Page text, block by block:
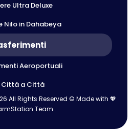
Ultra Deluxe
Nilo in Dahabeya
Aeroportuali
Città a Città
All Rights Reserved © Made with 💖
Team.